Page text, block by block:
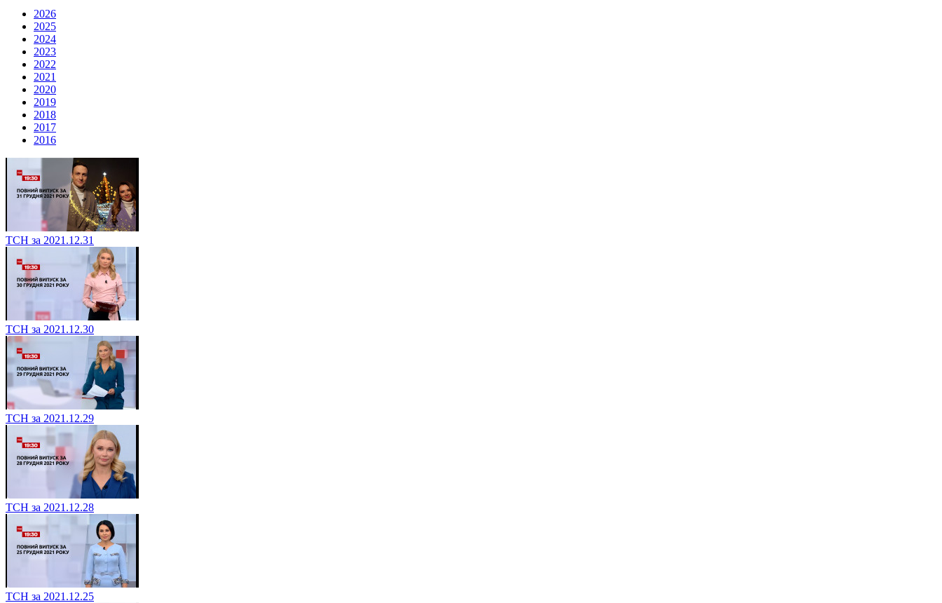
2026
2025
2024
2023
2022
2021
2020
2019
2018
2017
2016
ТСН за 2021.12.31
ТСН за 2021.12.30
ТСН за 2021.12.29
ТСН за 2021.12.28
ТСН за 2021.12.25